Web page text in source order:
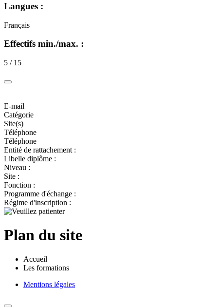
Langues :
Français
Effectifs min./max. :
5 / 15
E-mail
Catégorie
Site(s)
Téléphone
Téléphone
Entité de rattachement :
Libelle diplôme :
Niveau :
Site :
Fonction :
Programme d'échange :
Régime d'inscription :
Plan du site
Accueil
Les formations
Mentions légales